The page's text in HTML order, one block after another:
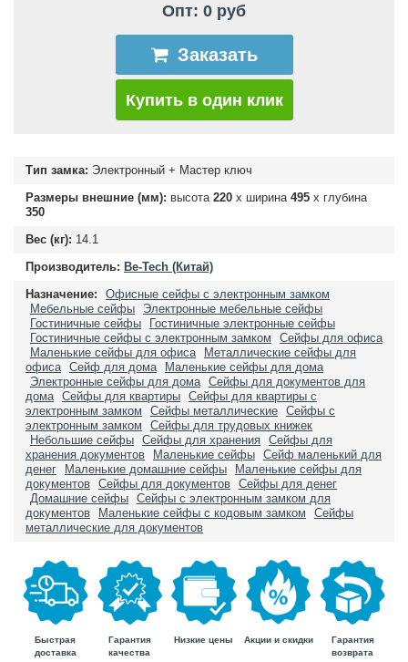
Опт: 0 руб
Заказать
Купить в один клик
Тип замка: Электронный + Мастер ключ
Размеры внешние (мм): высота 220 х ширина 495 х глубина
350
Вес (кг): 14.1
Производитель: Be-Tech (Китай)
Назначение:
Офисные сейфы с электронным замком
Мебельные сейфы
Электронные мебельные сейфы
Гостиничные сейфы
Гостиничные электронные сейфы
Гостиничные сейфы с электронным замком
Сейфы для офиса
Маленькие сейфы для офиса
Металлические сейфы для
офиса Сейф для дома
Маленькие сейфы для дома
Электронные сейфы для дома Сейфы для документов для
дома Сейфы для квартиры Сейфы для квартиры с
электронным замком
Сейфы металлические Сейфы с
электронным замком
Сейфы для трудовых книжек
Небольшие сейфы Сейфы для хранения Сейфы для
хранения документов
Маленькие сейфы Сейф маленький для
денег
Маленькие домашние сейфы
Маленькие сейфы для
документов Сейфы для документов Сейфы для денег
Домашние сейфы Сейфы с электронным замком для
документов
Маленькие сейфы с кодовым замком
Сейфы
металлические для документов
Быстрая
доставка
Гарантия
качества
Низкие цены Акции и скидки
Гарантия
возврата